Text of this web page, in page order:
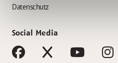
Datenschutz
Social Media